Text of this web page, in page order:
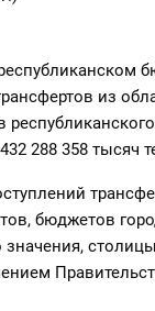
из
288 358 тысяч
бюджетов
значения, столицы